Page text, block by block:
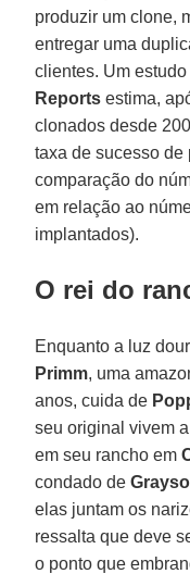
produzir um clone,
entregar uma
clientes. Um
Reports estima,
clonados desde
taxa de sucesso de
comparação do
em relação ao
implantados).
O rei do
Enquanto a luz
Primm, uma
anos, cuida de
seu original vivem
em seu rancho em
condado de
elas juntam os
ressalta que deve
o ponto que